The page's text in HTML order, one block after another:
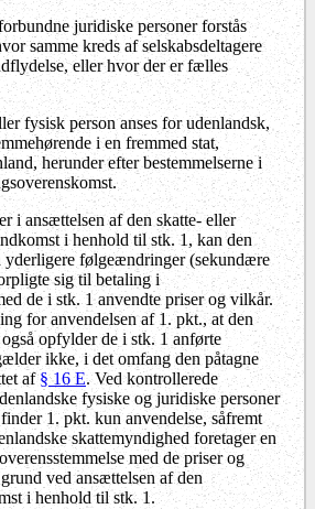
juridiske personer forstås
samme kreds af selskabsdeltagere
eller hvor der er fælles
fysisk person anses for udenlandsk,
i en fremmed stat,
herunder efter bestemmelserne i
i ansættelsen af den skatte- eller
i henhold til stk. 1, kan den
yderligere følgeændringer (sekundære
sig til betaling i
de i stk. 1 anvendte priser og vilkår.
for anvendelsen af 1. pkt., at den
opfylder de i stk. 1 anførte
ikke, i det omfang den påtagne
af§ 16 E. Ved kontrollerede
fysiske og juridiske personer
1. pkt. kun anvendelse, såfremt
skattemyndighed foretager en
med de priser og
ved ansættelsen af den
i henhold til stk. 1.